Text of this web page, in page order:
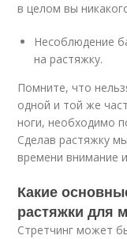
в целом вы
Несоблюдение
на растяжку.
Помните, что
одной и той же
ноги, необходимо
Сделав растяжку
времени внимание
Какие
растяжки для
Стретчинг может